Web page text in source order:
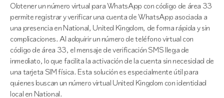
Obtener un número virtual para WhatsApp con código de área 33
permite registrar y verificar una cuenta de WhatsApp asociada a
una presencia en National, United Kingdom, de forma rápida y sin
complicaciones. Al adquirir un número de teléfono virtual con
código de área 33, el mensaje de verificación SMS llega de
inmediato, lo que facilita la activación de la cuenta sin necesidad de
una tarjeta SIM física. Esta solución es especialmente útil para
quienes buscan un número virtual United Kingdom con identidad
local en National.